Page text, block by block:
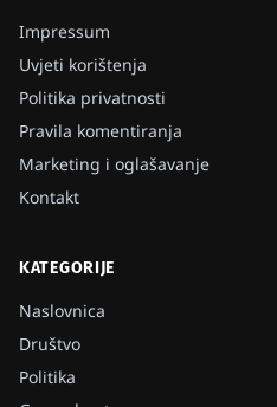
Impressum
Uvjeti korištenja
Politika privatnosti
Pravila komentiranja
Marketing i oglašavanje
Kontakt
KATEGORIJE
Naslovnica
Društvo
Politika